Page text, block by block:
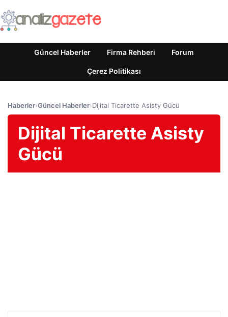
Güncel Haberler Firma Rehberi Forum
Çerez Politikası
Haberler›Güncel Haberler›Dijital Ticarette Asisty Gücü
Dijital Ticarette Asisty
Gücü